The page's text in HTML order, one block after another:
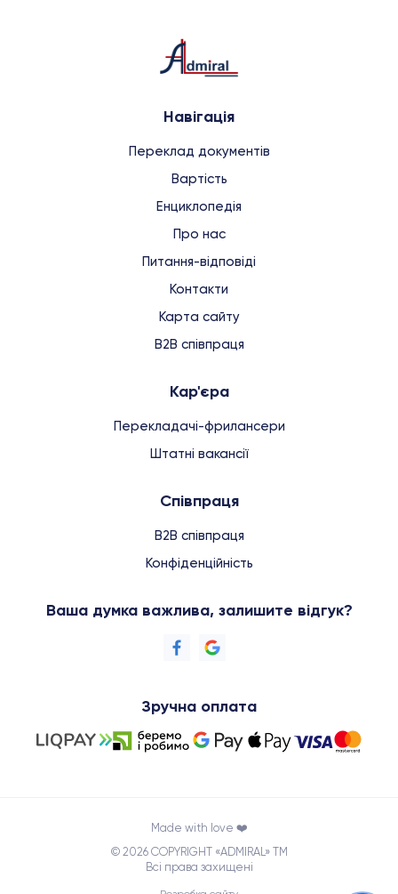
Навігація
Переклад документів
Вартість
Енциклопедія
Про нас
Питання-відповіді
Контакти
Карта сайту
B2B співпраця
Кар'єра
Перекладачі-фрилансери
Штатні вакансії
Співпраця
B2B співпраця
Конфіденційність
Ваша думка важлива, залишите відгук?
Зручна оплата
Made with love ❤️
© 2026 COPYRIGHT «ADMIRAL» TM
Всі права захищені